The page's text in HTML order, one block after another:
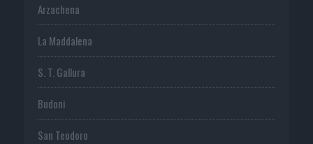
Arzachena
La Maddalena
S. T. Gallura
Budoni
San Teodoro